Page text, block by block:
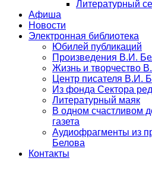
Литературный
Афиша
Новости
Электронная библиотека
Юбилей публикаций
Произведения В.И.
Жизнь и творчество
Центр писателя В.И.
Из фонда Сектора
Литературный маяк
В одном счастливом
газета
Аудиофрагменты из
Белова
Контакты